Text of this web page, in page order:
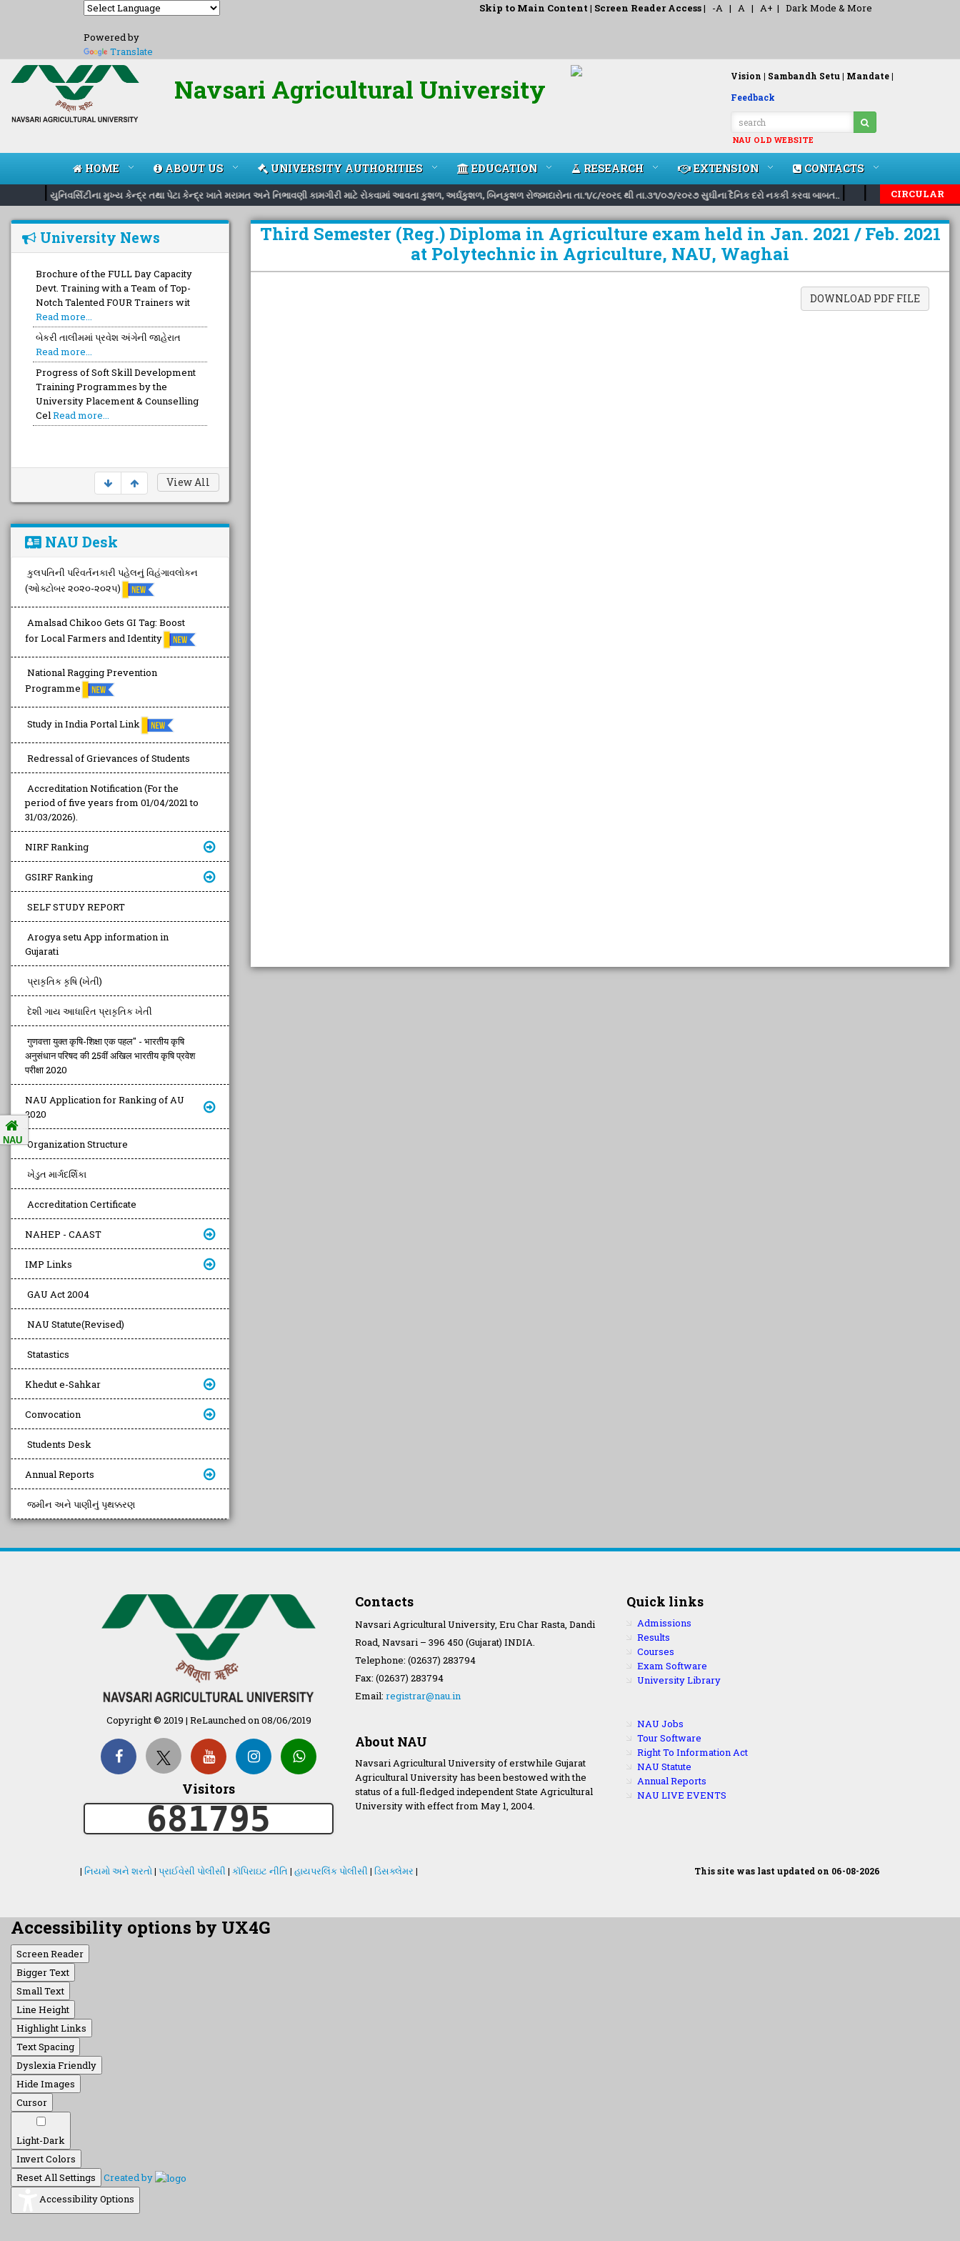
Powered by
Translate
Skip to Main Content | Screen Reader Access| -A | A | A+ | Dark Mode & More
Navsari Agricultural University Vision | Sambandh Setu | Mandate |
Feedback
NAU OLD WEBSITE
HOME ABOUT US UNIVERSITY AUTHORITIES EDUCATION RESEARCH EXTENSION CONTACTS
| યુનિવર્સિટીના મુખ્ય કેન્દ્ર તથા પેટા કેન્દ્ર ખાતે મરામત અને નિભાવણી કામગીરી માટે રોકવામાં આવતા કુશળ, અર્ઘકુશળ, બિનકુશળ રોજમદારોના તા.૧/૮/ર૦ર૬ થી તા.૩૧/૦૭/ર૦ર૭ સુઘીના દૈનિક દરો નકકી કરવા બાબત..| | Inviting nomination
CIRCULAR
University News
બેકરી તાલીમમાં પ્રવેશ અંગેની જાહેરાત
Read more...
Progress of Soft Skill Development
Training Programmes by the
University Placement & Counselling
CelRead more...
Brochure of the 4th Successive
National Webinar of 2026 with 5
Eminent Resource Persons with
ProvenRead more...
View All
NAU Desk
કુલપતિની પરિવર્તનકારી પહેલનું વિહંગાવલોકન
(ઓક્ટોબર ૨૦૨૦-૨૦૨૫)
Amalsad Chikoo Gets GI Tag: Boost
for Local Farmers and Identity
National Ragging Prevention
Programme
Study in India Portal Link
Redressal of Grievances of Students
Accreditation Notification (For the
period of five years from 01/04/2021 to
31/03/2026).
NIRF Ranking
GSIRF Ranking
SELF STUDY REPORT
Arogya setu App information in
Gujarati
પ્રાકૃતિક કૃષિ (ખેતી)
દેશી ગાય આધારિત પ્રાકૃતિક ખેતી
गुणवत्ता युक्त कृषि-शिक्षा एक पहल" - भारतीय कृषि
अनुसंधान परिषद की 25वीं अखिल भारतीय कृषि प्रवेश
परीक्षा 2020
NAU Application for Ranking of AU
2020
Organization Structure
ખેડુત માર્ગદર્શિકા
Accreditation Certificate
NAHEP - CAAST
IMP Links
GAU Act 2004
NAU Statute(Revised)
Statastics
Khedut e-Sahkar
Convocation
Students Desk
Annual Reports
જમીન અને પાણીનું પૃથક્કરણ
Third Semester (Reg.) Diploma in Agriculture exam held in Jan. 2021 / Feb. 2021
at Polytechnic in Agriculture, NAU, Waghai
DOWNLOAD PDF FILE
Copyright © 2019 | ReLaunched on 08/06/2019
Visitors
681795
Contacts
Navsari Agricultural University, Eru Char Rasta, Dandi
Road, Navsari – 396 450 (Gujarat) INDIA.
Telephone: (02637) 283794
Fax: (02637) 283794
Email: registrar@nau.in
About NAU
Navsari Agricultural University of erstwhile Gujarat
Agricultural University has been bestowed with the
status of a full-fledged independent State Agricultural
University with effect from May 1, 2004.
Quick links
Admissions
Results
Courses
Exam Software
University Library
NAU Jobs
Tour Software
Right To Information Act
NAU Statute
Annual Reports
NAU LIVE EVENTS
| નિયમો અને શરતો| પ્રાઈવેસી પોલીસી | કૉપિરાઇટ નીતિ | હાયપરલિંક પોલીસી | ડિસક્લેમર | This site was last updated on 06-08-2026
NAU
Accessibility options by UX4G
Screen Reader
Bigger Text
Small Text
Line Height
Highlight Links
Text Spacing
Dyslexia Friendly
Hide Images
Cursor
Light-Dark
Invert Colors
Reset All Settings
Created by
Accessibility Options